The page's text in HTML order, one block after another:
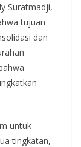
Suratmadji,
tujuan
dan
untuk
tingkatan,